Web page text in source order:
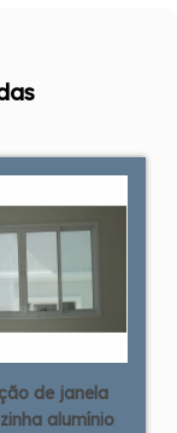
de janela
alumínio